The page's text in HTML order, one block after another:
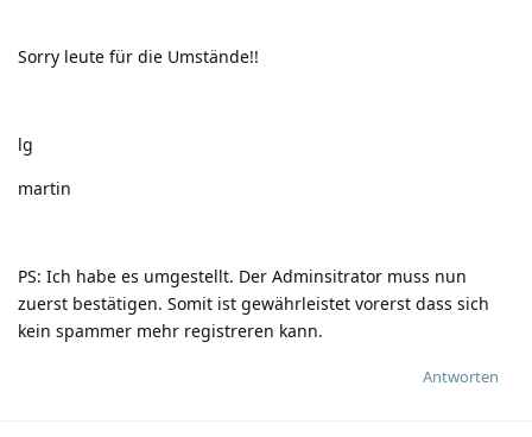
Sorry leute für die Umstände!!
lg
martin
PS: Ich habe es umgestellt. Der Adminsitrator muss nun
zuerst bestätigen. Somit ist gewährleistet vorerst dass sich
kein spammer mehr registreren kann.
Antworten